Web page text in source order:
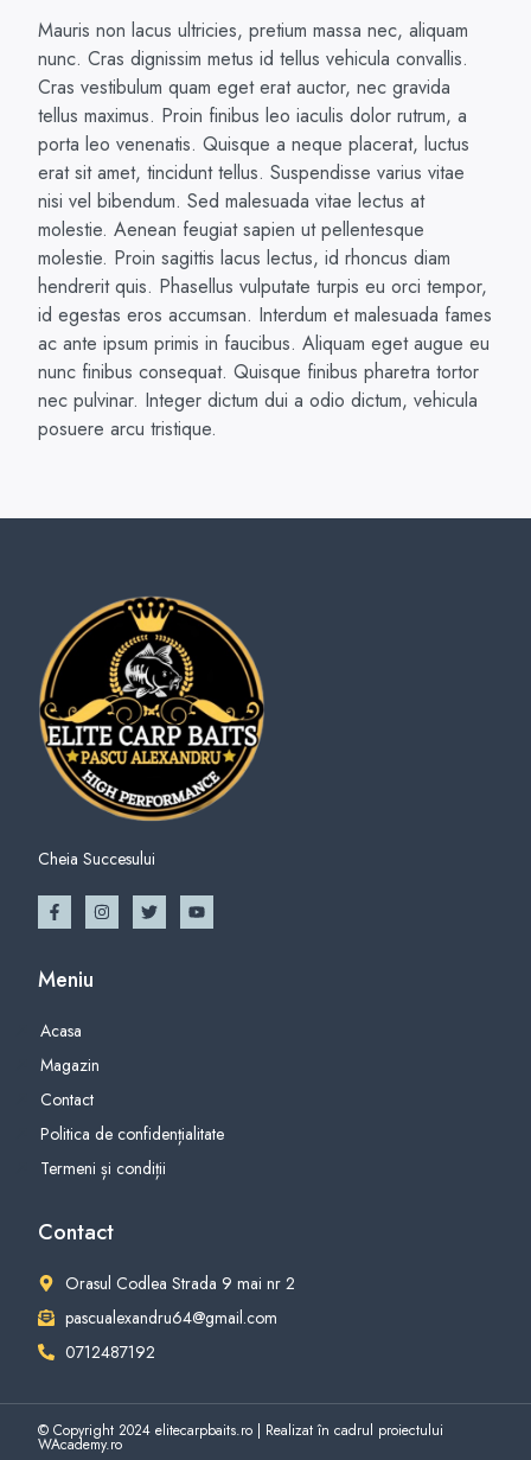
Mauris non lacus ultricies, pretium massa nec, aliquam
nunc. Cras dignissim metus id tellus vehicula convallis.
Cras vestibulum quam eget erat auctor, nec gravida
tellus maximus. Proin finibus leo iaculis dolor rutrum, a
porta leo venenatis. Quisque a neque placerat, luctus
erat sit amet, tincidunt tellus. Suspendisse varius vitae
nisi vel bibendum. Sed malesuada vitae lectus at
molestie. Aenean feugiat sapien ut pellentesque
molestie. Proin sagittis lacus lectus, id rhoncus diam
hendrerit quis. Phasellus vulputate turpis eu orci tempor,
id egestas eros accumsan. Interdum et malesuada fames
ac ante ipsum primis in faucibus. Aliquam eget augue eu
nunc finibus consequat. Quisque finibus pharetra tortor
nec pulvinar. Integer dictum dui a odio dictum, vehicula
posuere arcu tristique.
Cheia Succesului
Meniu
Acasa
Magazin
Contact
Politica de confidențialitate
Termeni și condiții
Contact
Orasul Codlea Strada 9 mai nr 2
pascualexandru64@gmail.com
0712487192
© Copyright 2024 elitecarpbaits.ro | Realizat în cadrul proiectului
WAcademy.ro